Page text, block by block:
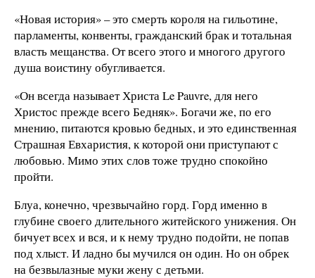
«Новая история» – это смерть короля на гильотине,
парламенты, конвенты, гражданский брак и тотальная
власть мещанства. От всего этого и многого другого
душа воистину обугливается.
«Он всегда называет Христа Le Pauvre, для него
Христос прежде всего Бедняк». Богачи же, по его
мнению, питаются кровью бедных, и это единственная
Страшная Евхаристия, к которой они приступают с
любовью. Мимо этих слов тоже трудно спокойно
пройти.
Блуа, конечно, чрезвычайно горд. Горд именно в
глубине своего длительного житейского унижения. Он
бичует всех и вся, и к нему трудно подойти, не попав
под хлыст. И ладно бы мучился он один. Но он обрек
на безвылазные муки жену с детьми.